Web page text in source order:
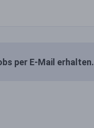
per E-Mail erhalten.